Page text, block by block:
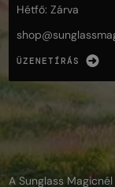
Hétfő: Zárva
shop@
ÜZENETÍRÁS
A Sunglass